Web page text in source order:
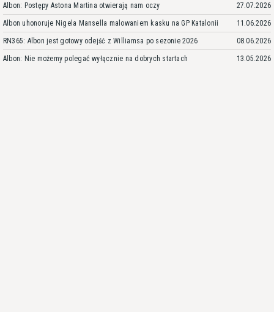
Albon: Postępy Astona Martina otwierają nam oczy 27.07.2026
Albon uhonoruje Nigela Mansella malowaniem kasku na GP Katalonii 11.06.2026
RN365: Albon jest gotowy odejść z Williamsa po sezonie 2026 08.06.2026
Albon: Nie możemy polegać wyłącznie na dobrych startach 13.05.2026